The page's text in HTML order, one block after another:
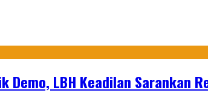
Demo, LBH Keadilan Sarankan